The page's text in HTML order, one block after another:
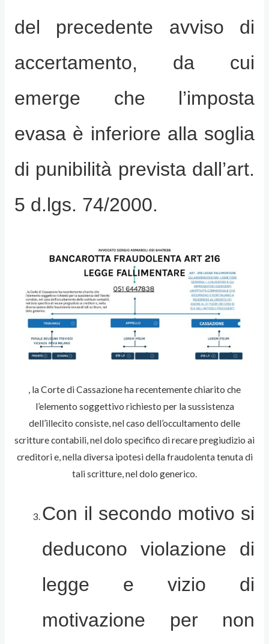
del precedente avviso di
accertamento, da cui
emerge che l’imposta
evasa è inferiore alla soglia
di punibilità prevista dall’art.
5 d.lgs. 74/2000.
, la Corte di Cassazione ha recentemente chiarito che
l’elemento soggettivo richiesto per la sussistenza
dell’illecito consiste, nel caso dell’occultamento delle
scritture contabili, nel dolo specifico di recare pregiudizio ai
creditori e, nella diversa ipotesi della fraudolenta tenuta di
tali scritture, nel dolo generico.
Con il secondo motivo si
deducono violazione di
legge e vizio di
motivazione per non